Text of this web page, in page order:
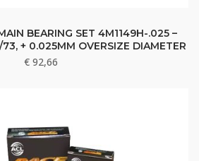
BEARING SET 4M1149H-.025 –
+ 0.025MM OVERSIZE DIAMETER
€ 92,66